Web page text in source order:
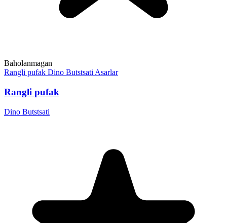
Baholanmagan
Rangli pufak Dino Butstsati Asarlar
Rangli pufak
Dino Butstsati